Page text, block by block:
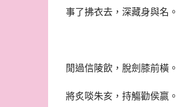
事了拂衣去，深藏身與名。
閒過信陵飲，脫劍膝前橫。
將炙啖朱亥，持觴勸侯嬴。